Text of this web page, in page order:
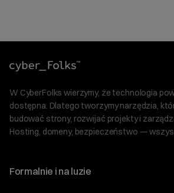
W CyberFolks wierzymy, że technologia
dostępna. Dlatego tworzymy narzędzia,
budować strony, rozwijać projekty i
Hosting, domeny, bezpieczeństwo —
Formalnie i na luzie